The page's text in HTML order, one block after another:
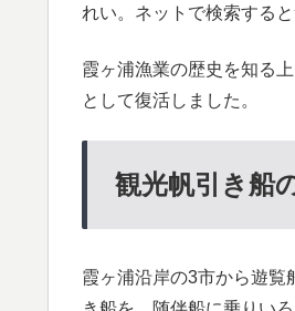
れい。ネットで検索する
霞ヶ浦漁業の歴史を知る
として復活しました。
観光帆引き船
霞ヶ浦沿岸の3市から遊覧